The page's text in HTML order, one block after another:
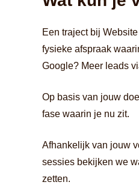
Een traject bij
fysieke afspraak
Google? Meer leads
Op basis van jouw
fase waarin je nu zit.
Afhankelijk van jouw
sessies bekijken we
zetten.